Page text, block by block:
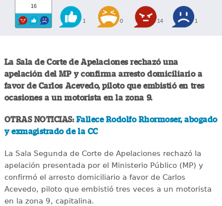
16
1 0 14 1
La Sala de Corte de Apelaciones rechazó una
apelación del MP y confirma arresto domiciliario a
favor de Carlos Acevedo, piloto que embistió en tres
ocasiones a un motorista en la zona 9.
OTRAS NOTICIAS: Fallece Rodolfo Rhormoser, abogado
y exmagistrado de la CC
La Sala Segunda de Corte de Apelaciones rechazó la
apelación presentada por el Ministerio Público (MP) y
confirmó el arresto domiciliario a favor de Carlos
Acevedo, piloto que embistió tres veces a un motorista
en la zona 9, capitalina.